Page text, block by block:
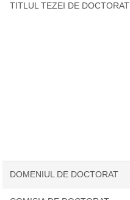
TITLUL TEZEI DE DOCTORAT
DOMENIUL DE DOCTORAT